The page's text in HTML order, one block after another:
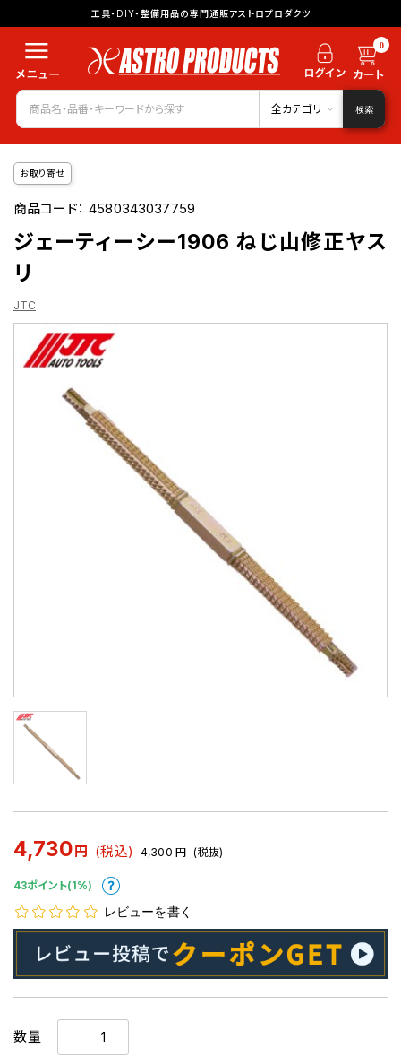
工具・DIY・整備用品の専門通販アストロプロダクツ
0
全カテゴリ 検索
お取り寄せ
商品コード：4580343037759
ジェーティーシー1906 ねじ山修正ヤス
リ
JTC
4,730 円 (税込) 4,300 円 (税抜)
43ポイント(1%)
レビューを書く
数量